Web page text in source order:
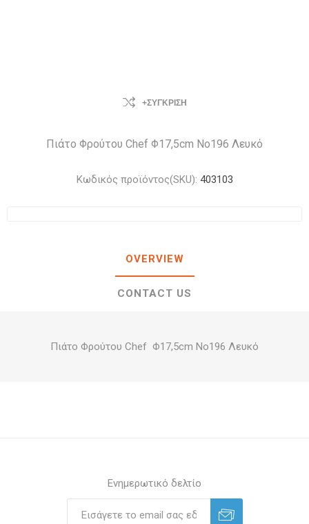
+ΣΎΓΚΡΙΣΗ
Πιάτο Φρούτου Chef Φ17,5cm Νο196 Λευκό
Κωδικός προϊόντος(SKU): 403103
OVERVIEW
CONTACT US
Πιάτο Φρούτου Chef Φ17,5cm Νο196 Λευκό
Ενημερωτικό δελτίο